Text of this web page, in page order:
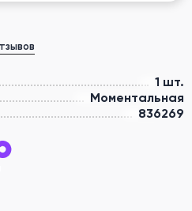
1 шт.
Моментальная
836269